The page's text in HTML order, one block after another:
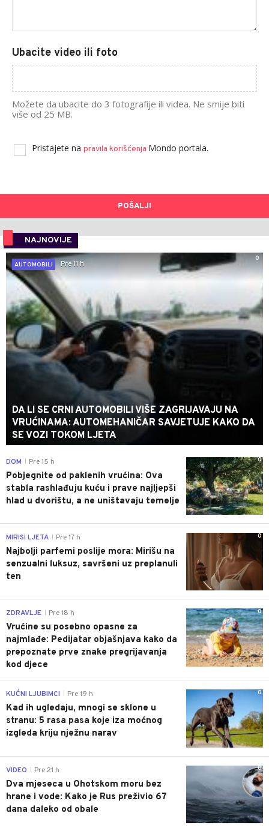
Ubacite video ili foto
Možete da ubacite do 3 fotografije ili videa. Ne smije biti
više od 25 MB.
Pristajete na pravila korišćenja Mondo portala.
POŠALJI
NAJNOVIJE
0
AUTOMOBILI
Pre 11 h
DA LI SE CRNI AUTOMOBILI VIŠE ZAGRIJAVAJU NA
VRUĆINAMA: AUTOMEHANIČAR SAVJETUJE KAKO DA
SE VOZI TOKOM LJETA
0
DOM Pre 15 h
Pobjegnite od paklenih vrućina: Ova
stabla rashlađuju kuću i prave najljepši
hlad u dvorištu, a ne uništavaju temelje
0
MIRISI LJETA Pre 17 h
Najbolji parfemi poslije mora: Mirišu na
senzualni luksuz, savršeni uz preplanuli
ten
0
ZDRAVLJE Pre 18 h
Vrućine su posebno opasne za
najmlađe: Pedijatar objašnjava kako da
prepoznate prve znake pregrijavanja
kod djece
0
KUĆNI LJUBIMCI Pre 19 h
Kad ih ugledaju, mnogi se sklone u
stranu: 5 rasa pasa koje iza moćnog
izgleda kriju nježnu narav
0
VIDEO Pre 21 h
Dva mjeseca u Ohotskom moru bez
hrane i vode: Kako je Rus preživio 67
dana daleko od obale